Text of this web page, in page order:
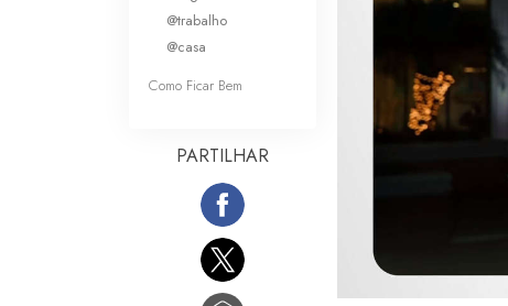
O que é a Grandeza?
@trabalho
@casa
Como Ficar Bem
PARTILHAR